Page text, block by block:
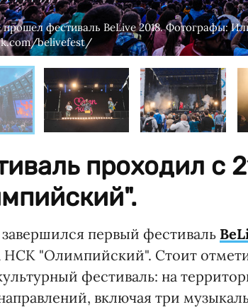
прошел фестиваль BeLive 2018. Фотографы:
belivefest/
проходил с
первый фестиваль
"Олимпийский". Стоит
фестиваль: на
включая три